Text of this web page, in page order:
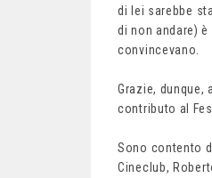
di lei sarebbe
di non andare)
convincevano.
Grazie, dunque,
contributo al
Sono contento
Cineclub,